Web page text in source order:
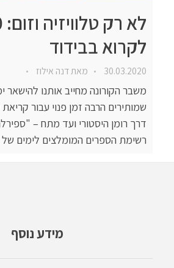
לקרוא בבידוד
30.03.2020 מאתדנה אילוז
משבר הקורונה מחייב אותנו להישאר
שמותירים הרבה זמן פנוי עבור
דרך רומן היסטורי ועד מתח –
רשימת הספרים המומלצים לימים של
מידע נוסף